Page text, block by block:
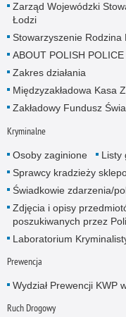
Zarząd Wojewódzki
Łodzi
Stowarzyszenie
ABOUT POLISH POLICE
Zakres działania
Międzyzakładowa Kasa
Zakładowy Fundusz
Kryminalne
Osoby zaginione Listy
Sprawcy kradzieży
Świadkowie zdarzenia/
Zdjęcia i opisy
poszukiwanych przez
Laboratorium
Prewencja
Wydział Prewencji KWP
Ruch Drogowy